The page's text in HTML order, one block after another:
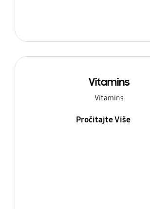
Vitamins
Vitamins
Pročitajte Više